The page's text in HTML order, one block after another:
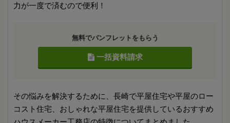
力が一度で済むので便利！
無料でパンフレットをもらう
一括資料請求
その悩みを解決するために、長崎で平屋住宅や平屋のロー
コスト住宅、おしゃれな平屋住宅を提供しているおすすめ